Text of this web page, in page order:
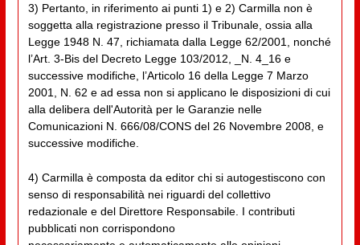
3) Pertanto, in riferimento ai punti 1) e 2) Carmilla non è
soggetta alla registrazione presso il Tribunale, ossia alla
Legge 1948 N. 47, richiamata dalla Legge 62/2001, nonché
l’Art. 3-Bis del Decreto Legge 103/2012, _N. 4_16 e
successive modifiche, l’Articolo 16 della Legge 7 Marzo
2001, N. 62 e ad essa non si applicano le disposizioni di cui
alla delibera dell'Autorità per le Garanzie nelle
Comunicazioni N. 666/08/CONS del 26 Novembre 2008, e
successive modifiche.
4) Carmilla è composta da editor chi si autogestiscono con
senso di responsabilità nei riguardi del collettivo
redazionale e del Direttore Responsabile. I contributi
pubblicati non corrispondono